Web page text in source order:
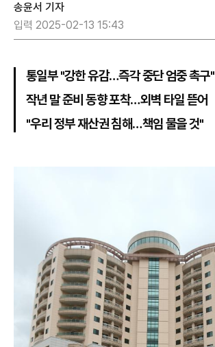
송윤서 기자
입력 2025-02-13 15:43
통일부 "강한 유감…즉각 중단 엄중 촉구"
작년 말 준비 동향 포착…외벽 타일 뜯어
"우리 정부 재산권 침해…책임 물을 것"